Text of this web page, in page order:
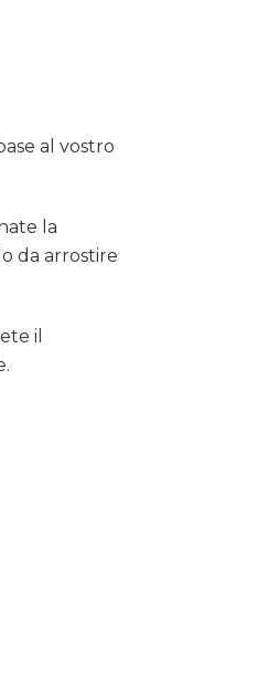
al vostro
la
da arrostire
il